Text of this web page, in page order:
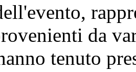
da
tenuto